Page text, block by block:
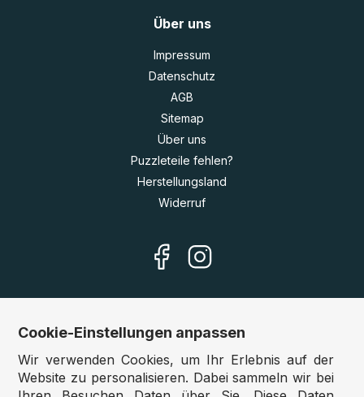
Über uns
Impressum
Datenschutz
AGB
Sitemap
Über uns
Puzzleteile fehlen?
Herstellungsland
Widerruf
Unsere Shops
Deutschland:www.puzzle.de
Cookie-Einstellungen anpassen
Wir verwenden Cookies, um Ihr Erlebnis auf der
Website zu personalisieren. Dabei sammeln wir bei